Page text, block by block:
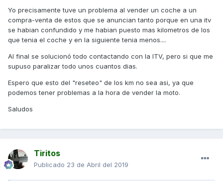
Yo precisamente tuve un problema al vender un coche a un
compra-venta de estos que se anuncian tanto porque en una itv
se habian confundido y me habian puesto mas kilometros de los
que tenia el coche y en la siguiente tenia menos....
Al final se solucionó todo contactando con la ITV, pero si que me
supuso paralizar todo unos cuantos dias.
Espero que esto del "reseteo" de los km no sea asi, ya que
podemos tener problemas a la hora de vender la moto.
Saludos
Tiritos
Publicado 23 de Abril del 2019